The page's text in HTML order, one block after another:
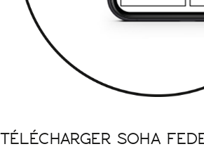
TÉLÉCHARGER SOHA